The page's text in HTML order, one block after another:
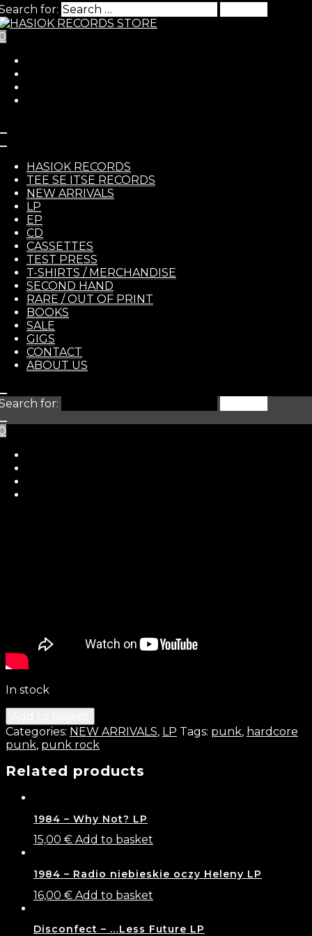
for:
HASIOK RECORDS
TEE SE ITSE RECORDS
NEW ARRIVALS
LP
EP
CD
CASSETTES
TEST PRESS
T-SHIRTS / MERCHANDISE
SECOND HAND
RARE / OUT OF PRINT
BOOKS
SALE
GIGS
CONTACT
ABOUT US
for:
BUNKIER –
jest jeść LP
20,00€
BUNKIER– Niebezpiecznie jest jeść LP
https://nnnw.bandcamp.com/album/niebezpiecznie-
jest-je
In stock
Categories: NEW ARRIVALS, LP Tags: punk, hardcore
punk, punk rock
Related products
1984 – Why Not? LP
15,00 € Add to basket
1984 – Radio niebieskie oczy Heleny LP
16,00 € Add to basket
Disconfect – …Less Future LP